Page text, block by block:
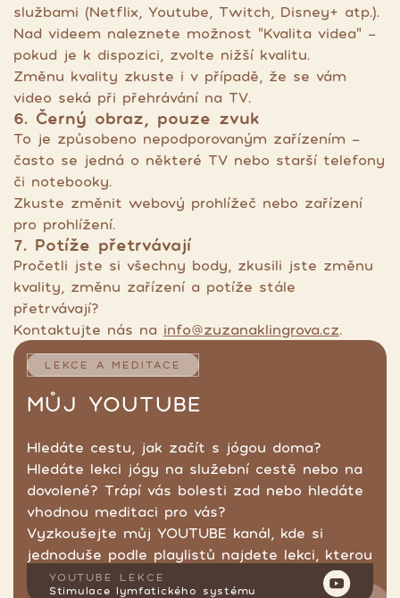
službami (Netflix, Youtube, Twitch, Disney+ atp.).
Nad videem naleznete možnost "Kvalita videa" -
pokud je k dispozici, zvolte nižší kvalitu.
Změnu kvality zkuste i v případě, že se vám
video seká při přehrávání na TV.
6. Černý obraz, pouze zvuk
To je způsobeno nepodporovaným zařízením -
často se jedná o některé TV nebo starší telefony
či notebooky.
Zkuste změnit webový prohlížeč nebo zařízení
pro prohlížení.
7. Potíže přetrvávají
Pročetli jste si všechny body, zkusili jste změnu
kvality, změnu zařízení a potíže stále
přetrvávají?
Kontaktujte nás na info@zuzanaklingrova.cz.
LEKCE A MEDITACE
MŮJ YOUTUBE
Hledáte cestu, jak začít s jógou doma?
Hledáte lekci jógy na služební cestě nebo na
dovolené? Trápí vás bolesti zad nebo hledáte
vhodnou meditaci pro vás?
Vyzkoušejte můj YOUTUBE kanál, kde si
jednoduše podle playlistů najdete lekci, kterou
hledáte.
YOUTUBE LEKCE
Stimulace lymfatického systému